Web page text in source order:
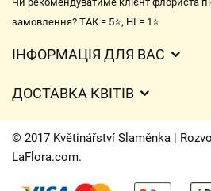
замовлення? ТАК = 5⭐, НІ = 1⭐
ІНФОРМАЦІЯ ДЛЯ ВАС
Захист персональних даних
Час доставки квітів – огляд
ДОСТАВКА КВІТІВ
Вартість доставки
Куди ми доставляємо квіти
© 2017 Květinářství Slaměnka |
LaFlora.com.